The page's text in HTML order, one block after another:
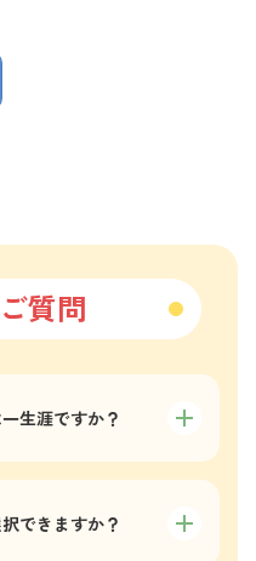
質問
生涯ですか？
できますか？